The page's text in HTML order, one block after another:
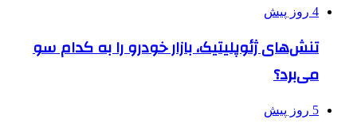
4 روز پیش
تنش‌های ژئوپلیتیک، بازار خودرو را به کدام سو
می‌برد؟
5 روز پیش